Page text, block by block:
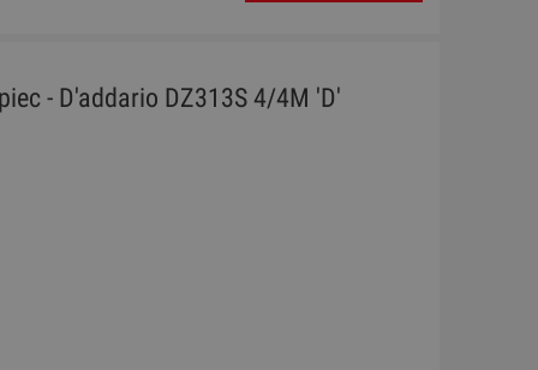
- D'addario DZ313S 4/4M 'D'